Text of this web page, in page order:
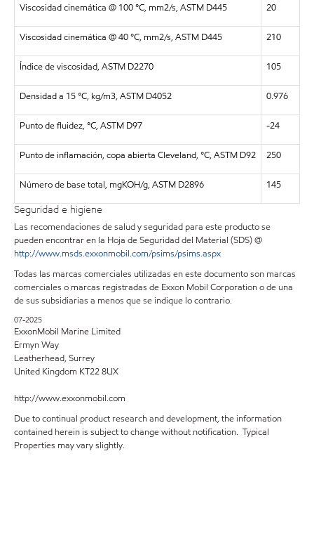
Viscosidad cinemática @ 100 °C, mm2/s, ASTM D445 20
Viscosidad cinemática @ 40 °C, mm2/s, ASTM D445 210
Índice de viscosidad, ASTM D2270 105
Densidad a 15 °C, kg/m3, ASTM D4052 0.976
Punto de fluidez, °C, ASTM D97 -24
Punto de inflamación, copa abierta Cleveland, °C, ASTM D92 250
Número de base total, mgKOH/g, ASTM D2896 145
Seguridad e higiene
Las recomendaciones de salud y seguridad para este producto se
pueden encontrar en la Hoja de Seguridad del Material (SDS) @
http://www.msds.exxonmobil.com/psims/psims.aspx
Todas las marcas comerciales utilizadas en este documento son marcas
comerciales o marcas registradas de Exxon Mobil Corporation o de una
de sus subsidiarias a menos que se indique lo contrario.
07-2025
ExxonMobil Marine Limited
Ermyn Way
Leatherhead, Surrey
United Kingdom KT22 8UX
http://www.exxonmobil.com
Due to continual product research and development, the information
contained herein is subject to change without notification. Typical
Properties may vary slightly.